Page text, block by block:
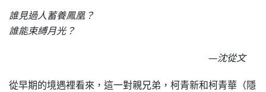
誰見過人蓄養鳳凰？
誰能束縛月光？
—沈從文
從早期的境遇裡看來，這一對親兄弟，柯青新和柯青華（隱